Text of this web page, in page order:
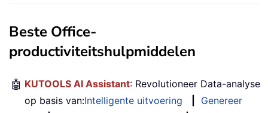
Beste Office-
productiviteitshulpmiddelen
🤖 KUTOOLS AI Assistant: Revolutioneer Data-analyse
op basis van:Intelligente uitvoering
Genereer